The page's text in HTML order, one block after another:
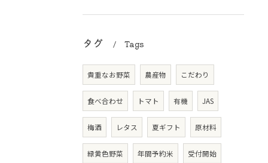
タグ Tags
貴重なお野菜 農産物 こだわり
食べ合わせ トマト 有機 JAS
梅酒 レタス 夏ギフト 原材料
緑黄色野菜 年間予約米 受付開始